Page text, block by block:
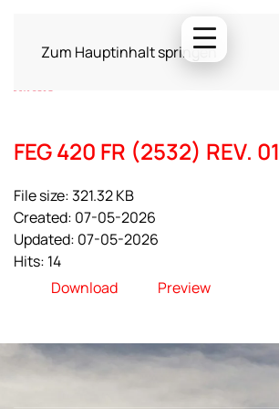
Zum Hauptinhalt springen
FEG 420 FR (2532) REV. 01
File size: 321.32 KB
Created: 07-05-2026
Updated: 07-05-2026
Hits: 14
Download
Preview